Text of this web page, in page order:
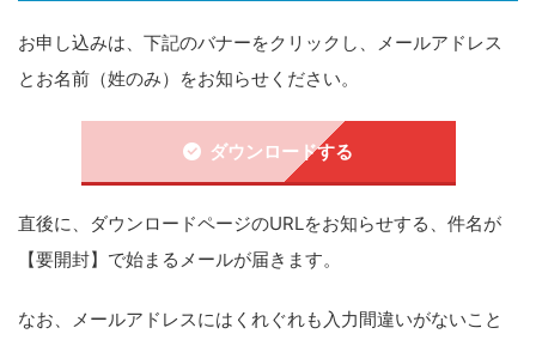
お申し込みは、下記のバナーをクリックし、メールアドレス
とお名前（姓のみ）をお知らせください。
ダウンロードする
直後に、ダウンロードページのURLをお知らせする、件名が
【要開封】で始まるメールが届きます。
なお、メールアドレスにはくれぐれも入力間違いがないこと